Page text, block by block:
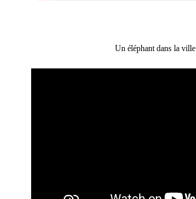
Un éléphant dans la ville